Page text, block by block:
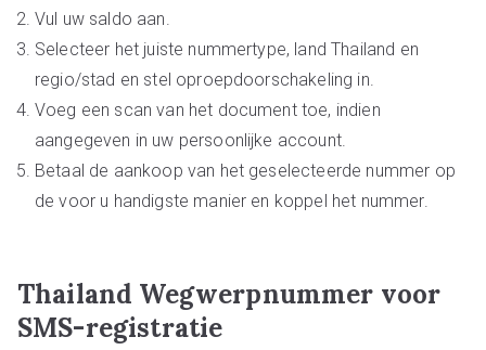
Vul uw saldo aan.
Selecteer het juiste nummertype, land Thailand en
regio/stad en stel oproepdoorschakeling in.
Voeg een scan van het document toe, indien
aangegeven in uw persoonlijke account.
Betaal de aankoop van het geselecteerde nummer op
de voor u handigste manier en koppel het nummer.
Thailand Wegwerpnummer voor
SMS-registratie